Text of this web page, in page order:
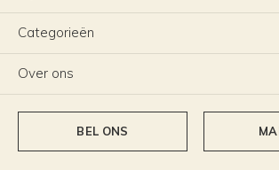
Categorieën
Over ons
BEL ONS